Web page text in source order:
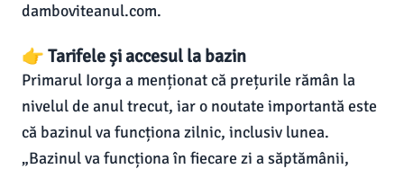
damboviteanul.com.
👉 Tarifele și accesul la bazin
Primarul Iorga a menționat că prețurile rămân la
nivelul de anul trecut, iar o noutate importantă este
că bazinul va funcționa zilnic, inclusiv lunea.
„Bazinul va funcționa în fiecare zi a săptămânii,